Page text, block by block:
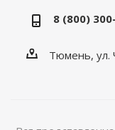
8 (800)
Тюмень, ул.